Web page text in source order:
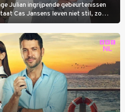
Julian ingrijpende gebeurtenissen
Cas Jansens leven niet stil, zo
Kaart.